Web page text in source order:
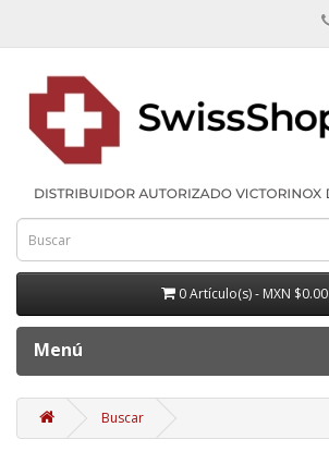
0 Artículo(s) - MXN $0.00
Menú
Buscar